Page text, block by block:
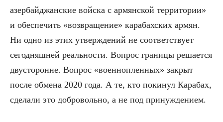
азербайджанские войска с армянской территории»
и обеспечить «возвращение» карабахских армян.
Ни одно из этих утверждений не соответствует
сегодняшней реальности. Вопрос границы решается
двусторонне. Вопрос «военнопленных» закрыт
после обмена 2020 года. А те, кто покинул Карабах,
сделали это добровольно, а не под принуждением.